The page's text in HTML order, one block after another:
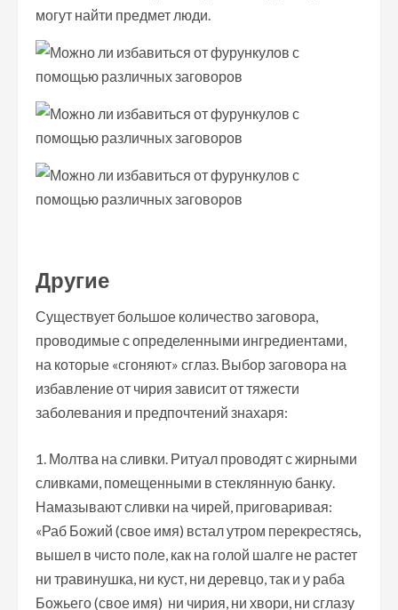
могут найти предмет люди.
Другие
Существует большое количество заговора,
проводимые с определенными ингредиентами,
на которые «сгоняют» сглаз. Выбор заговора на
избавление от чирия зависит от тяжести
заболевания и предпочтений знахаря:
Молтва на сливки. Ритуал проводят с жирными
сливками, помещенными в стеклянную банку.
Намазывают сливки на чирей, приговаривая:
«Раб Божий (свое имя) встал утром перекрестясь,
вышел в чисто поле, как на голой шалге не растет
ни травинушка, ни куст, ни деревцо, так и у раба
Божьего (свое имя) ни чирия, ни хвори, ни сглазу